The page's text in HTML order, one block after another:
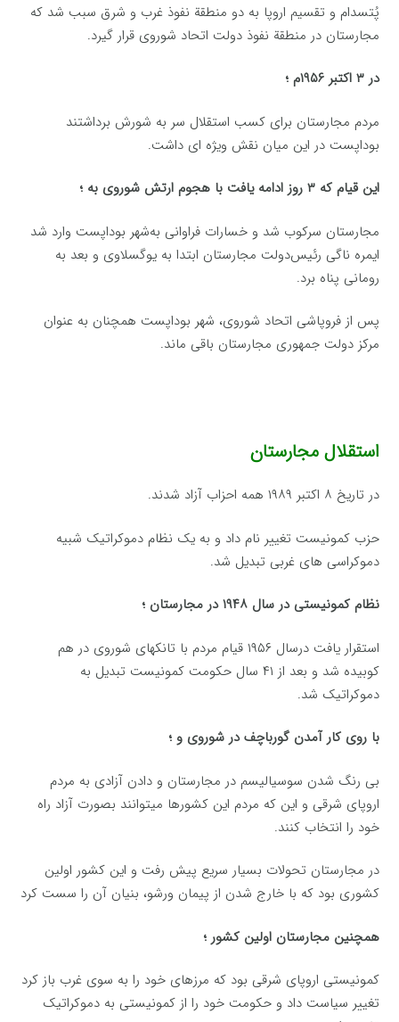
پُتسدام و تقسیم‌ اروپا به‌ دو منطقة نفوذ غرب و شرق سبب‌ شد كه‌
مجارستان‌ در منطقة نفوذ دولت‌ اتحاد شوروی قرار گیرد.
در ۳ اكتبر ۱۹۵۶م‌ ؛
مردم‌ مجارستان‌ برای كسب‌ استقلال‌ سر به‌ شورش‌ برداشتند
بوداپست‌ در این‌ میان‌ نقش‌ ویژه ای‌ داشت‌.
این‌ قیام‌ كه‌ ۳ روز ادامه‌ یافت‌ با هجوم‌ ارتش‌ شوروی به‌ ؛
مجارستان‌ سركوب‌ شد و خسارات‌ فراوانی به‌شهر بوداپست‌ وارد شد
ایمره‌ ناگی رئیس‌دولت‌ مجارستان‌ ابتدا به‌ یوگسلاوی و بعد‌ به‌
رومانی پناه‌ برد.
پس‌ از فروپاشی اتحاد شوروی، شهر بوداپست‌ همچنان‌ به‌ عنوان‌
مركز دولت‌ جمهوری مجارستان‌ باقی ماند.
استقلال مجارستان
در تاریخ ۸ اكتبر ۱۹۸۹ همه احزاب آزاد شدند.
حزب كمونیست تغییر نام داد و به یک نظام دموكراتیک شبیه
دموكراسی های غربی تبدیل شد.
نظام كمونیستی در سال ۱۹۴۸ در مجارستان ؛
استقرار يافت درسال ۱۹۵۶ قيام مردم با تانكهای شوروی در هم
كوبيده شد و بعد از ۴۱ سال حکومت كمونيست تبدیل به
دموکراتیک شد.
با روی كار آمدن گورباچف در شوروی و ؛
بی رنگ شدن سوسیالیسم در مجارستان و دادن آزادی به مردم
اروپای شرقی و این‌ كه مردم این كشورها میتوانند بصورت آزاد راه
خود را انتخاب كنند.
در مجارستان تحولات بسیار سریع پیش ‌رفت و این کشور اولین
كشوری بود كه با خارج شدن از پیمان ورشو، بنیان آن را سست كرد
همچنین مجارستان اولین کشور ؛
کمونیستی اروپای شرقی بود كه مرزهای خود را به سوی غرب باز کرد
تغییر سیاست داد و حکومت خود را از کمونیستی به دموکراتیک